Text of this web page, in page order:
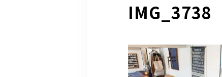
IMG_3738